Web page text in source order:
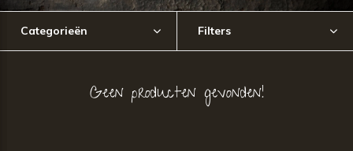
Categorieën Filters
Geen producten gevonden!